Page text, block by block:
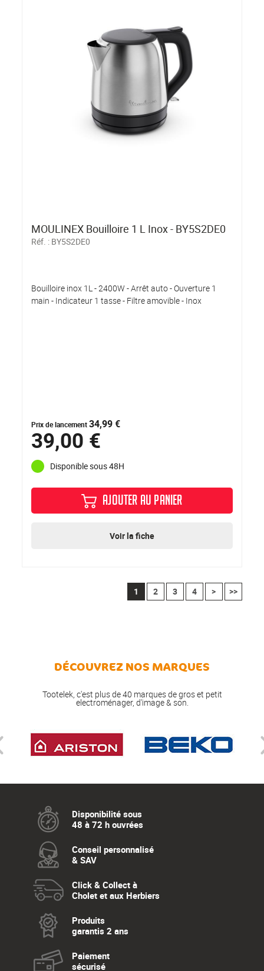
MOULINEX Bouilloire 1 L Inox - BY5S2DE0
Réf. : BY5S2DE0
Bouilloire inox 1L - 2400W - Arrêt auto - Ouverture 1
main - Indicateur 1 tasse - Filtre amovible - Inox
Prix de lancement34,99 €
39,00 €
Disponible sous 48H
AJOUTER AU PANIER
Voir la fiche
1 2 3 4 > >>
DÉCOUVREZ NOS MARQUES
Tootelek, c'est plus de 40 marques de gros et petit
electroménager, d'image & son.
Disponibilité sous
48 à 72 h ouvrées
Conseil personnalisé
& SAV
Click & Collect à
Cholet et aux Herbiers
Produits
garantis 2 ans
Paiement
sécurisé